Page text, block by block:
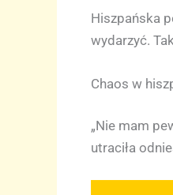
Hiszpańska
wydarzyć.
Chaos w
„Nie mam
utraciła